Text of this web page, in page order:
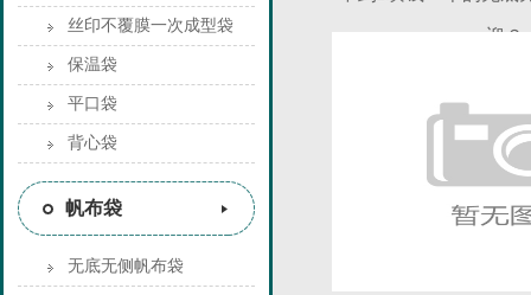
丝印不覆膜一次成型袋
保温袋
平口袋
背心袋
帆布袋
无底无侧帆布袋
迎？